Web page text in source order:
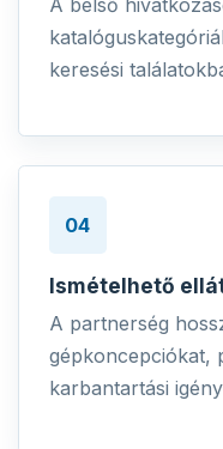
keresési
04
Ismételhető
A partnerség
gépkoncepciókat,
karbantartási